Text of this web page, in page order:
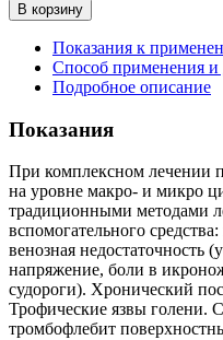
В корзину
Показания к
Способ применения и
Подробное описание
Показания
При комплексном лечении
на уровне макро- и микро
традиционными методами
вспомогательного
венозная недостаточность
напряжение, боли в
судороги). Хронический
Трофические язвы голени.
тромбофлебит